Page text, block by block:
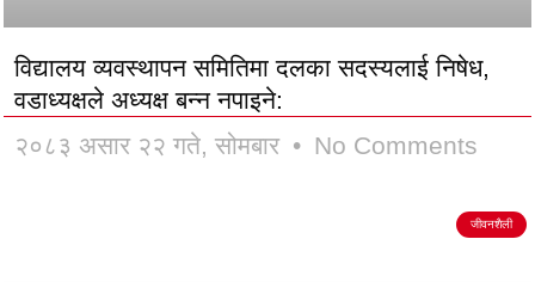
विद्यालय व्यवस्थापन समितिमा दलका सदस्यलाई निषेध,
वडाध्यक्षले अध्यक्ष बन्न नपाइने:
२०८३ असार २२ गते, सोमबार
No Comments
जीवनशैली